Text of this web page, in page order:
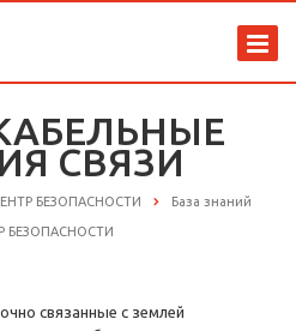
СВЯЗИ
БЕЗОПАСНОСТИ База знаний
БЕЗОПАСНОСТИ
связанные с землей